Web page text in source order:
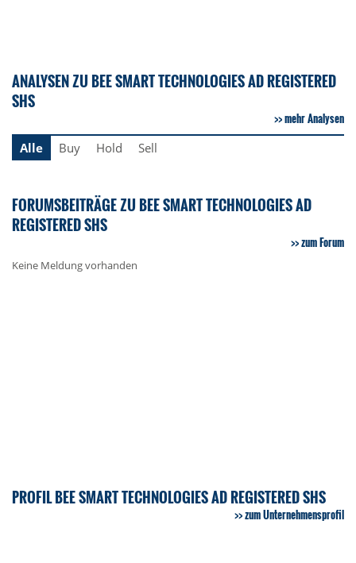
ANALYSEN ZU BEE SMART TECHNOLOGIES AD REGISTERED
SHS
mehr Analysen
Alle
Buy Hold Sell
FORUMSBEITRÄGE ZU BEE SMART TECHNOLOGIES AD
REGISTERED SHS
zum Forum
Keine Meldung vorhanden
PROFIL BEE SMART TECHNOLOGIES AD REGISTERED SHS
zum Unternehmensprofil